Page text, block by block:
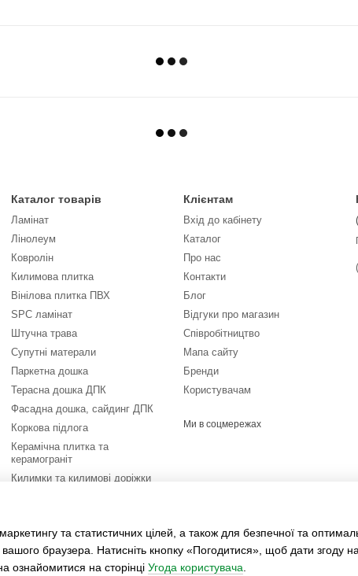
Каталог товарів
Ламінат
Лінолеум
Ковролін
Килимова плитка
Вінілова плитка ПВХ
SPC ламінат
Штучна трава
Супутні матерали
Паркетна дошка
Терасна дошка ДПК
Фасадна дошка, сайдинг ДПК
Коркова підлога
Керамічна плитка та
керамограніт
Килимки та килимові доріжки
Послуги
Клієнтам
Вхід до кабінету
Каталог
Про нас
Контакти
Блог
Відгуки про магазин
Співробітництво
Мапа сайту
Бренди
Користувачам
Ми в соцмережах
та статистичних цілей, а також для безпечної та
браузера. Натисніть кнопку «Погодитися», щоб дати згоду на
ознайомитися на сторінці Угода користувача